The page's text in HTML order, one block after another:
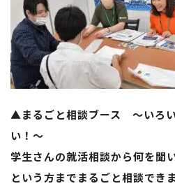
▲まるごと相談ブース 〜いろ
い！〜
学生さんの就活相談から何を聞
という方までまるごと相談できま